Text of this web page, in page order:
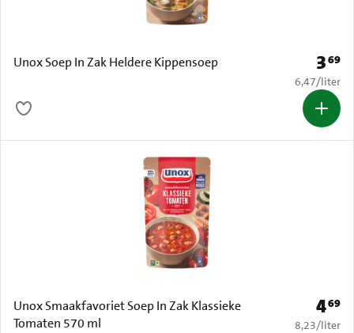
Unox Soep In Zak Heldere Kippensoep Prijs:
369
€ 6,47 per
6,47/liter
Unox Smaakfavoriet Soep In Zak Klassieke
Tomaten 570 ml
Prijs:
469
€ 8,23 per
8,23/liter